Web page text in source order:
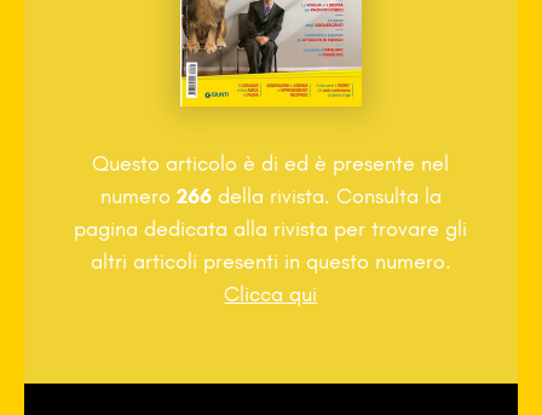
Questo articolo è died è presente nel
numero 266della rivista. Consulta la
pagina dedicata alla rivista per trovare gli
altri articoli presenti in questo numero.
Clicca qui